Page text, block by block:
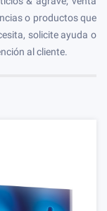
o productos que
solicite ayuda o
al cliente.